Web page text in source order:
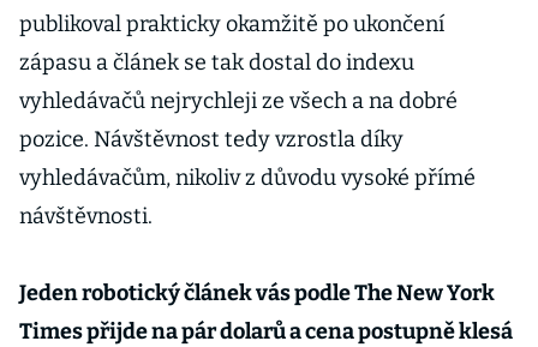
publikoval prakticky okamžitě po ukončení
zápasu a článek se tak dostal do indexu
vyhledávačů nejrychleji ze všech a na dobré
pozice. Návštěvnost tedy vzrostla díky
vyhledávačům, nikoliv z důvodu vysoké přímé
návštěvnosti.
Jeden robotický článek vás podle The New York
Times přijde na pár dolarů a cena postupně klesá